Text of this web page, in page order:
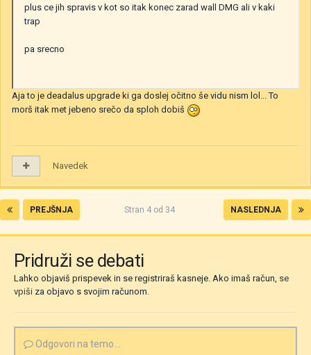
plus ce jih spravis v kot so itak konec zarad wall DMG ali v kaki
trap
pa srecno
Aja to je deadalus upgrade ki ga doslej očitno še vidu nism lol... To
morš itak met jebeno srečo da sploh dobiš
Navedek
PREJŠNJA NASLEDNJA
Stran 4 od 34
Pridruži se debati
Lahko objaviš prispevek in se registriraš kasneje. Ako imaš račun, se
vpiši za objavo s svojim računom.
Odgovori na temo...